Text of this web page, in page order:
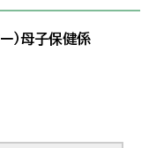
）母子保健係